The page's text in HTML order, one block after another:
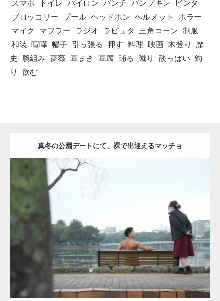
スマホ
トイレ パイロン パンチ パンプキン
ビンタ
ブロッコリー
プール ヘッドホン ヘルメット
ホラー
マイク
マフラー ラジオ ラピュタ 三角コーン 制服
和装
喧嘩 帽子 引っ張る 押す 料理 映画 木登り
歴
史
腕組み 薔薇 豆まき 豆腐 踊る 蹴り 酸っぱい 釣
り
飲む
真冬の公園デートにて、裸で出迎えるマッチョ
公園のマッチョ AKIHITO(細マッチョ) 背中
ダウンロード